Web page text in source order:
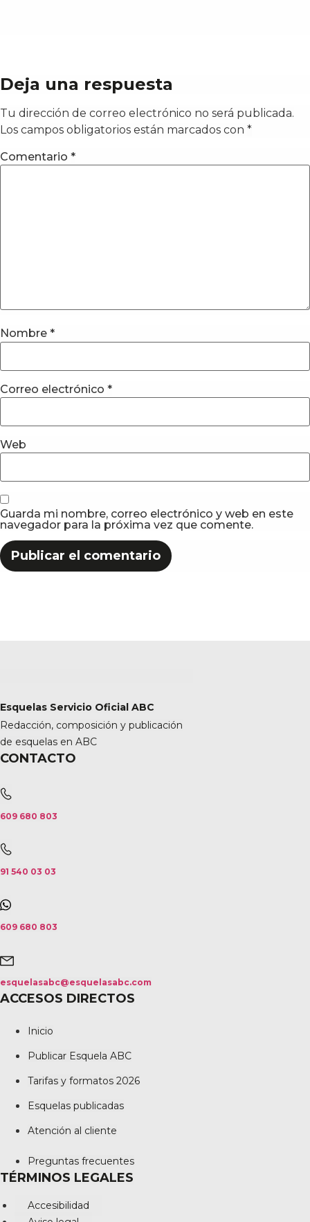
Deja una respuesta
Tu dirección de correo electrónico no será publicada.
Los campos obligatorios están marcados con *
Comentario *
Nombre *
Correo electrónico *
Web
Guarda mi nombre, correo electrónico y web en este
navegador para la próxima vez que comente.
Esquelas Servicio Oficial ABC
Redacción, composición y publicación
de esquelas en ABC
CONTACTO
609 680 803
91 540 03 03
609 680 803
esquelasabc@esquelasabc.com
ACCESOS DIRECTOS
Inicio
Publicar Esquela ABC
Tarifas y formatos 2026
Esquelas publicadas
Atención al cliente
Preguntas frecuentes
TÉRMINOS LEGALES
Accesibilidad